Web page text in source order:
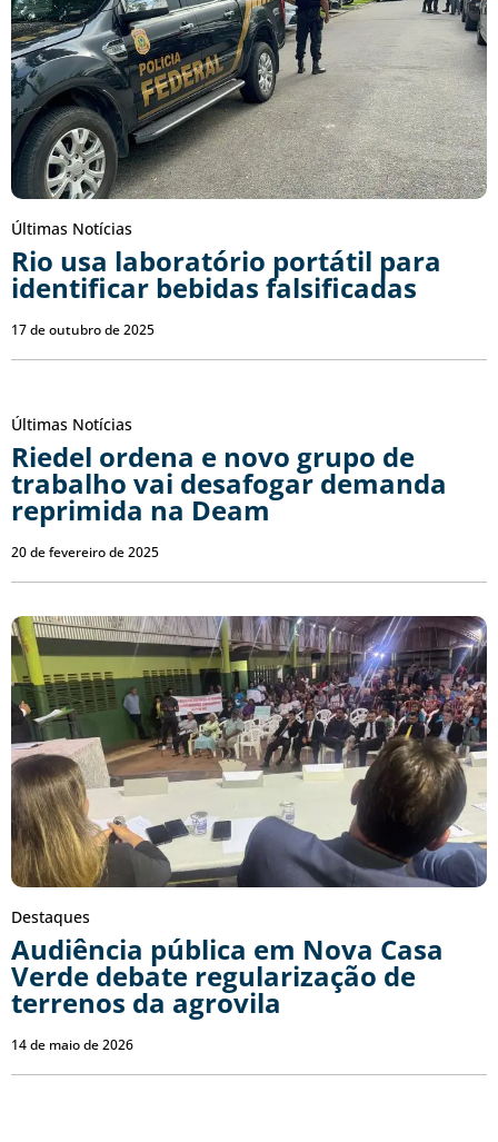
Últimas Notícias
Rio usa laboratório portátil para
identificar bebidas falsificadas
17 de outubro de 2025
Últimas Notícias
Riedel ordena e novo grupo de
trabalho vai desafogar demanda
reprimida na Deam
20 de fevereiro de 2025
Destaques
Audiência pública em Nova Casa
Verde debate regularização de
terrenos da agrovila
14 de maio de 2026